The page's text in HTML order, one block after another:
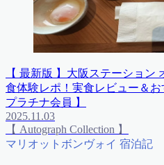
【 最新版 】大阪ステーション
食体験レポ！実食レビュー＆
プラチナ会員 】
2025.11.03
【 Autograph Collection 】
マリオットボンヴォイ 宿泊記